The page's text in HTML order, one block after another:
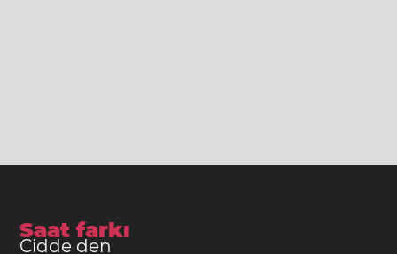
Saat farkı
Cidde den